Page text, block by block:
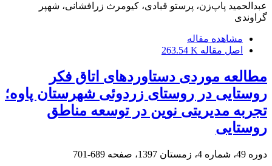
عبدالحمید پاپ‌زن، پرستو قبادی، کیومرث زرافشانی، شهپر
گراوندی
مشاهده مقاله
اصل مقاله 263.54 K
مطالعه موردی دستاوردهای اتاق فکر
روستایی در روستای زردوئی شهرستان پاوه؛
تجربه مدیریتی نوین در توسعه مناطق
روستایی
دوره 49، شماره 4، زمستان 1397، صفحه 689-701